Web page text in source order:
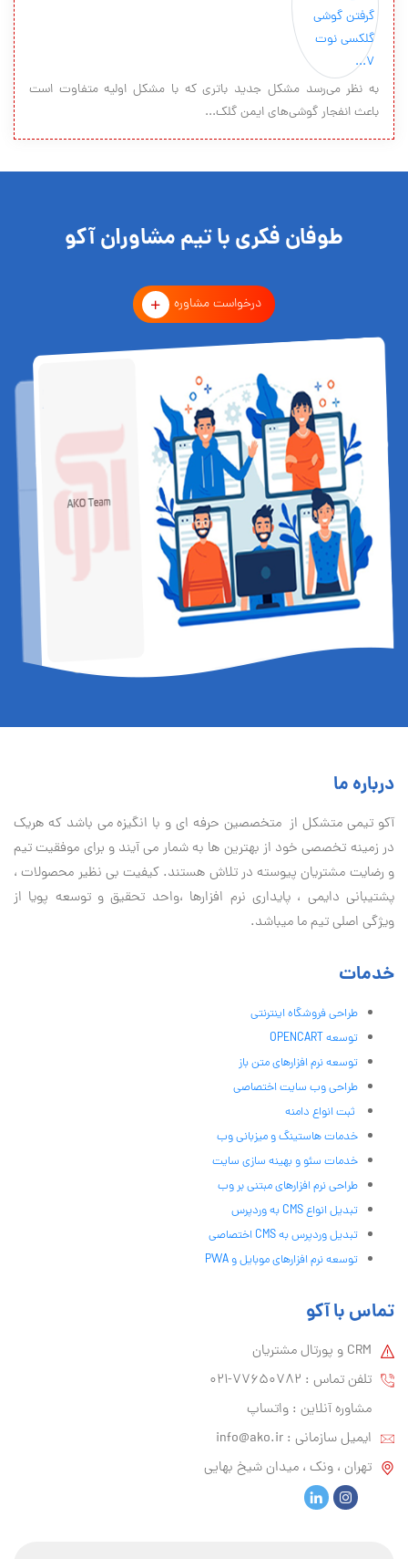
به نظر می‌رسد مشکل جدید باتری که با مشکل اولیه متفاوت است
باعث انفجار گوشی‌های ایمن گلک...
طوفان فکری با تیم مشاوران آکو
درخواست مشاوره
درباره ما
آكو تيمی متشکل از متخصصین حرفه ای و با انگیزه می باشد که هریک
در زمینه تخصصی خود از بهترین ها به شمار می آیند و برای موفقیت تيم
و رضایت مشتریان پیوسته در تلاش هستند. کیفیت بی نظير محصولات ،
پشتیبانی دايمی ، پایداری نرم افزارها ،واحد تحقیق و توسعه پویا از
ویژگی اصلی تیم ما میباشد.
خدمات
طراحی فروشگاه اینترنتی
توسعه OPENCART
توسعه نرم افزارهای متن باز
طراحی وب سایت اختصاصی
ثبت انواع دامنه
خدمات هاستینگ و میزبانی وب
خدمات سئو و بهینه سازی سایت
طراحی نرم افزارهای مبتنی بر وب
تبدیل انواع CMS به وردپرس
تبدیل وردپرس به CMS اختصاصی
توسعه نرم افزارهای موبایل و PWA
تماس با آکو
CRM و پورتال مشتریان
تلفن تماس :‌ 77650782-021
مشاوره آنلاین : واتساپ
ایمیل سازمانی :‌ info@ako.ir
تهران ، ونک ، میدان شیخ بهایی